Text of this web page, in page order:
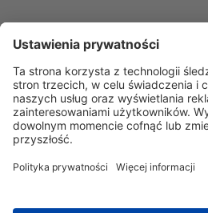
CASPSYSTEM.PL
L
BINAR24.PL
CASP System – Twój partner
2002 - 2026 © Copyright